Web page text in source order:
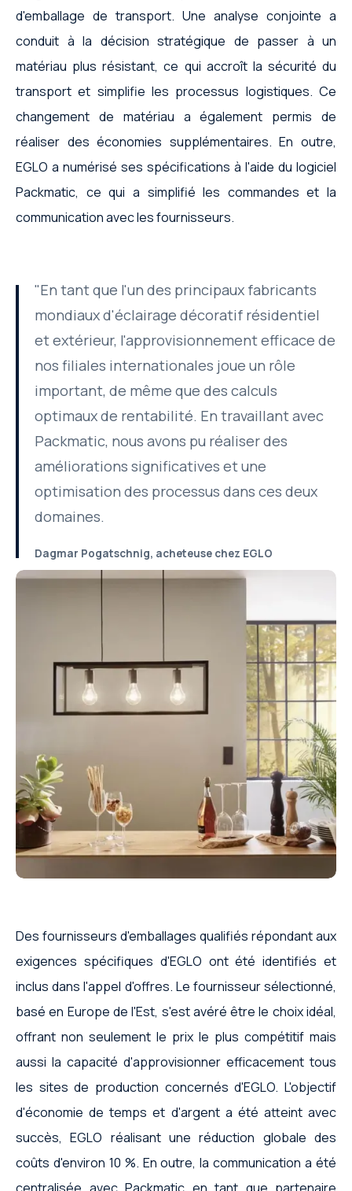
d'emballage de transport. Une analyse conjointe a
conduit à la décision stratégique de passer à un
matériau plus résistant, ce qui accroît la sécurité du
transport et simplifie les processus logistiques. Ce
changement de matériau a également permis de
réaliser des économies supplémentaires. En outre,
EGLO a numérisé ses spécifications à l'aide du logiciel
Packmatic, ce qui a simplifié les commandes et la
communication avec les fournisseurs.
"En tant que l'un des principaux fabricants
mondiaux d'éclairage décoratif résidentiel
et extérieur, l'approvisionnement efficace de
nos filiales internationales joue un rôle
important, de même que des calculs
optimaux de rentabilité. En travaillant avec
Packmatic, nous avons pu réaliser des
améliorations significatives et une
optimisation des processus dans ces deux
domaines.
Dagmar Pogatschnig, acheteuse chez EGLO
Des fournisseurs d'emballages qualifiés répondant aux
exigences spécifiques d'EGLO ont été identifiés et
inclus dans l'appel d'offres. Le fournisseur sélectionné,
basé en Europe de l'Est, s'est avéré être le choix idéal,
offrant non seulement le prix le plus compétitif mais
aussi la capacité d'approvisionner efficacement tous
les sites de production concernés d'EGLO. L'objectif
d'économie de temps et d'argent a été atteint avec
succès, EGLO réalisant une réduction globale des
coûts d'environ 10 %. En outre, la communication a été